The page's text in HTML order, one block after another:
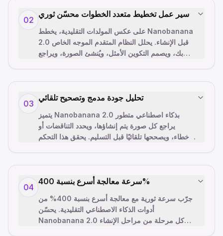
02
سير عمل تخطيط متعدد الخطوات محسّن ثوري
على عكس المولدات التقليدية، يخطط Nanobanana
2.0 قبل الإنشاء. يحلل النظام المتقدم الموجه الخاص
بك، ويصمم التكوين الأمثل، ويُنشئ الصورة، ويراجع
03
تحليل جودة مدمج وتصحيح تلقائي
يتميز Nanobanana 2.0 بذكاء اصطناعي متطور
يراجع كل صورة يتم إنشاؤها، ويحدد التناقضات أو
الأخطاء، ويصححها تلقائيًا قبل التسليم. يحقق هذا التحكم
04
سرعة معالجة أسرع بنسبة 400%
جرّب سرعة ثورية مع معالجة أسرع بنسبة 400% من
أدوات الذكاء الاصطناعي التقليدية. يحسّن
Nanobanana 2.0 كل مرحلة من مراحل الإنشاء